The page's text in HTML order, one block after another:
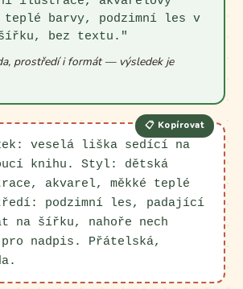
teplé barvy, podzimní les v
bez textu."
prostředí i formát — výsledek je
📋 Kopírovat
veselá liška sedící na
knihu. Styl: dětská
akvarel, měkké teplé
podzimní les, padající
na šířku, nahoře nech
nadpis. Přátelská,